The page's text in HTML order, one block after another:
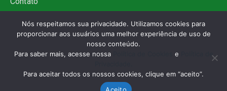
Trabalhe Conosco
Nós respeitamos sua privacidade. Utilizamos cookies para
proporcionar aos usuários uma melhor experiência de uso de
nosso conteúdo.
Para saber mais, acesse nossa
e
Política de
Para aceitar todos os nossos cookies, clique em “aceito”.
Aceito